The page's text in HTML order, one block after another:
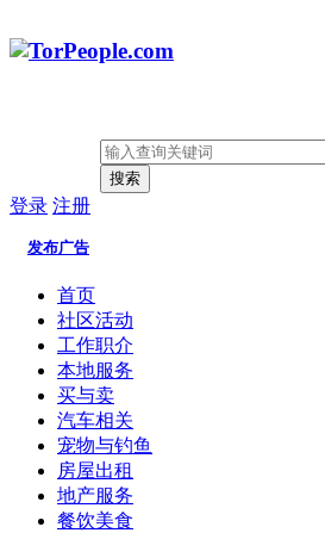
搜索
登录 注册
发布广告
首页
社区活动
工作职介
本地服务
买与卖
汽车相关
宠物与钓鱼
房屋出租
地产服务
餐饮美食